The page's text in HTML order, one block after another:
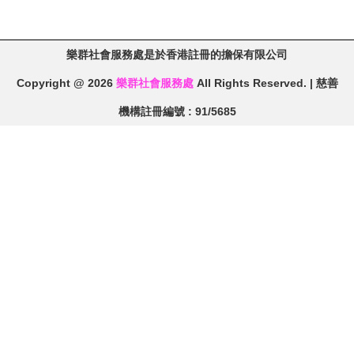
樂群社會服務處是於香港註冊的擔保有限公司
Copyright @ 2026 樂群社會服務處All Rights Reserved. | 慈善
機構註冊編號 : 91/5685